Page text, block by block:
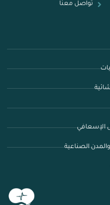
تواصل معنا
الإسعافي
الصناعية